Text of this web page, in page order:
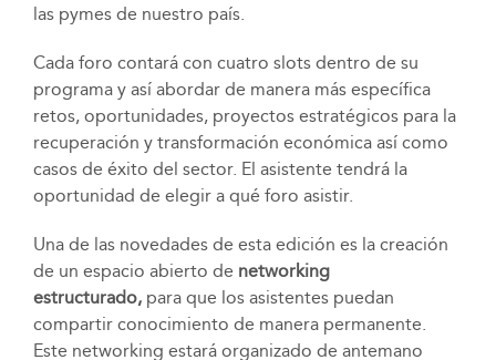
las pymes de nuestro país.
Cada foro contará con cuatro slots dentro de su
programa y así abordar de manera más específica
retos, oportunidades, proyectos estratégicos para la
recuperación y transformación económica así como
casos de éxito del sector. El asistente tendrá la
oportunidad de elegir a qué foro asistir.
Una de las novedades de esta edición es la creación
de un espacio abierto de networking
estructurado,para que los asistentes puedan
compartir conocimiento de manera permanente.
Este networking estará organizado de antemano